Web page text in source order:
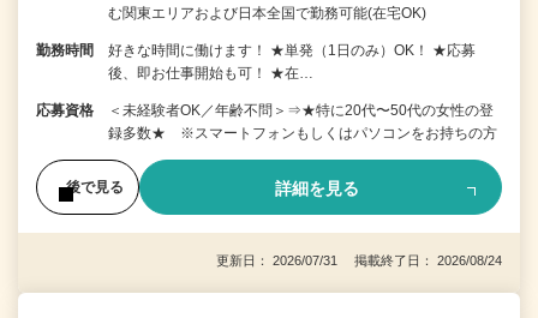
む関東エリアおよび日本全国で勤務可能(在宅OK)
勤務時間
好きな時間に働けます！ ★単発（1日のみ）OK！ ★応募
後、即お仕事開始も可！ ★在…
応募資格
＜未経験者OK／年齢不問＞⇒★特に20代〜50代の女性の登
録多数★ ※スマートフォンもしくはパソコンをお持ちの方
後で見る 詳細を見る
更新日： 2026/07/31 掲載終了日： 2026/08/24